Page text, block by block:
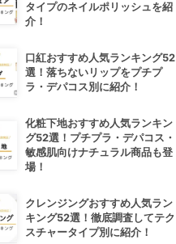
タイプのネイルポリッシュを紹
介！
口紅おすすめ人気ランキング52
選！落ちないリップをプチプ
ラ・デパコス別に紹介！
化粧下地おすすめ人気ランキン
グ52選！プチプラ・デパコス・
敏感肌向けナチュラル商品も登
場！
クレンジングおすすめ人気ラン
キング52選！徹底調査してテク
スチャータイプ別に紹介！